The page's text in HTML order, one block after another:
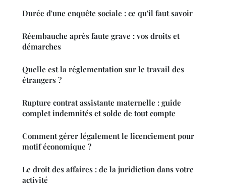
Durée d'une enquête sociale : ce qu'il faut savoir
Réembauche après faute grave : vos droits et
démarches
Quelle est la réglementation sur le travail des
étrangers ?
Rupture contrat assistante maternelle : guide
complet indemnités et solde de tout compte
Comment gérer légalement le licenciement pour
motif économique ?
Le droit des affaires : de la juridiction dans votre
activité